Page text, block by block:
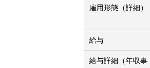
雇用形態（詳細）
給与
給与詳細（年収事